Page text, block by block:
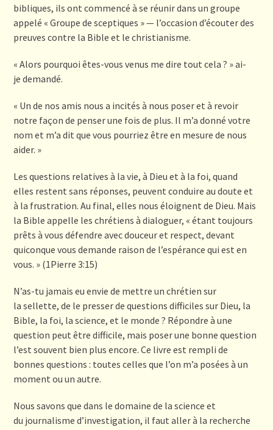
bibliques, ils ont commencé à se réunir dans un groupe
appelé « Groupe de sceptiques » — l’occasion d’écouter des
preuves contre la Bible et le christianisme.
« Alors pourquoi êtes-vous venus me dire tout cela ? » ai-
je demandé.
« Un de nos amis nous a incités à nous poser et à revoir
notre façon de penser une fois de plus. Il m’a donné votre
nom et m’a dit que vous pourriez être en mesure de nous
aider. »
Les questions relatives à la vie, à Dieu et à la foi, quand
elles restent sans réponses, peuvent conduire au doute et
à la frustration. Au final, elles nous éloignent de Dieu. Mais
la Bible appelle les chrétiens à dialoguer, « étant toujours
prêts à vous défendre avec douceur et respect, devant
quiconque vous demande raison de l’espérance qui est en
vous. » (1Pierre 3:15)
N’as-tu jamais eu envie de mettre un chrétien sur
la sellette, de le presser de questions difficiles sur Dieu, la
Bible, la foi, la science, et le monde ? Répondre à une
question peut être difficile, mais poser une bonne question
l’est souvent bien plus encore. Ce livre est rempli de
bonnes questions : toutes celles que l’on m’a posées à un
moment ou un autre.
Nous savons que dans le domaine de la science et
du journalisme d’investigation, il faut aller à la recherche